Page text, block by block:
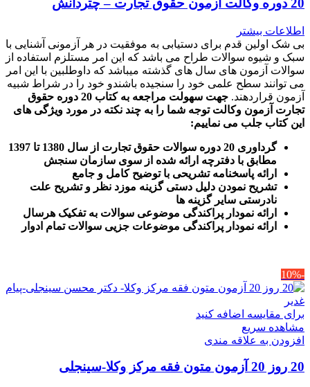
20 دوره وکالت آزمون حقوق تجارت – چتردانش
اطلاعات بیشتر
بی شک اولین قدم برای دستیابی به موفقیت در هر آزمونی آشنایی با
سبک و شیوه سوالات طراح می باشد که این امر مستلزم استفاده از
سوالات آزمون های سال های گذشته میباشد که داوطلبین با این امر
می توانند سطح علمی خود را سنجیده باشندو خود را در شراط شبیه
آزمون قراردهند.
جهت سهولت مراجعه به کتاب 20 دوره حقوق
تجارت آزمون وکالت توجه شما را به چند نکته در مورد ویژگی های
این کتاب جلب می نماییم:
گرداوری 20 دوره سوالات حقوق تجارت از سال 1380 تا 1397
مطابق با دفترچه ارائه شده از سوی سازمان سنجش
ارائه پاسخنامه تشریحی با توضیح کامل و جامع
تشریح نمودن دلیل دستی گزینه موزد نظر و تشریح علت
نادرستی سایر گزینه ها
ارائه نمودار پراکندگی موضوعی سوالات به تفکیک هرسال
رائه نمودار پراکندگی موضوعات جزیی سوالات تمام ادوار
-10%
برای مقایسه اضافه کنید
مشاهده سریع
افزودن به علاقه مندی
20 روز 20 آزمون متون فقه مرکز وکلا-سینجلی